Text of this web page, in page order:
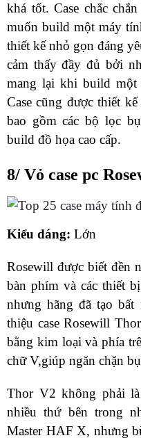
khá tốt. Case chắc
muốn build một máy
thiết kế nhỏ gọn đáng
cảm thấy đầy đủ bởi
mang lại khi build
Case cũng được thiết
bao gồm các bộ lọc
build đồ họa cao cấp.
8/ Vỏ case pc
Kiểu dáng: Lớn
Rosewill được biết đền
bàn phím và các thiết
nhưng hãng đã tạo
thiệu case Rosewill
bằng kim loại và phía
chữ V,giúp ngăn chặn
Thor V2 không phải
nhiều thứ bên trong
Master HAF X, nhưng